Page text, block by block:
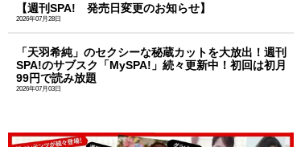
【週刊SPA! 発売日変更のお知らせ】
2026年07月28日
「天羽希純」のセクシーな秘蔵カットを大放出！週刊
SPA!のサブスク「MySPA!」続々更新中！初回は初月
99円で読み放題
2026年07月03日